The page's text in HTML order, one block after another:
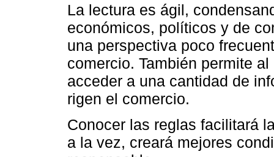
La lectura es ágil,
económicos, políticos y de
una perspectiva poco
comercio. También permite
acceder a una cantidad de
rigen el comercio.
Conocer las reglas facilitará
a la vez, creará mejores